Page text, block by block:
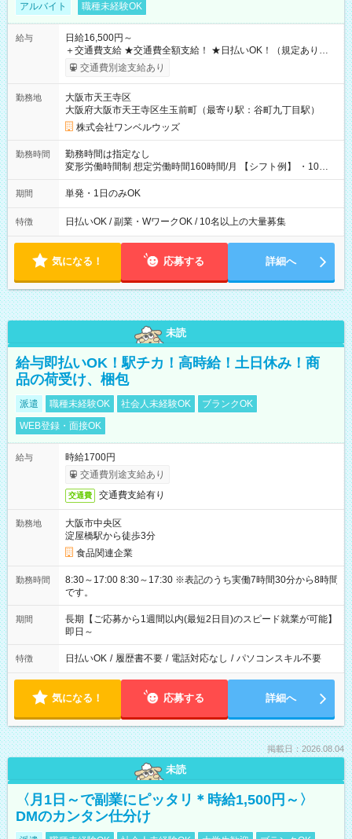
アルバイト 職種未経験OK
給与
日給16,500円～
＋交通費支給 ★交通費全額支給！ ★日払いOK！（規定あり） ┗
働いたその日に現金GET♪ お仕事後はコンビニATMから 日払
交通費別途支給あり
勤務地
大阪市天王寺区
大阪府大阪市天王寺区生玉前町（最寄り駅：谷町九丁目駅）
株式会社ワンベルウッズ
勤務時間
勤務時間は指定なし
変形労働時間制 想定労働時間160時間/月 【シフト例】 ・10：
00～20：00
期間 単発・1日のみOK
特徴 日払いOK / 副業・WワークOK / 10名以上の大量募集
気になる！ 応募する 詳細へ
未読
給与即払いOK！駅チカ！高時給！土日休み！商
品の荷受け、梱包
派遣 職種未経験OK 社会人未経験OK
ブランクOK
WEB登録・面接OK
給与
時給1700円
交通費別途支給あり
交通費 交通費支給有り
勤務地
大阪市中央区
淀屋橋駅から徒歩3分
食品関連企業
勤務時間
8:30～17:00 8:30～17:30 ※表記のうち実働7時間30分から8時間
です。
期間
長期【ご応募から1週間以内(最短2日目)のスピード就業が可能】
即日～
特徴 日払いOK / 履歴書不要 / 電話対応なし / パソコンスキル不要
気になる！ 応募する 詳細へ
掲載日：2026.08.04
未読
〈月1日～で副業にピッタリ＊時給1,500円～〉
DMのカンタン仕分け